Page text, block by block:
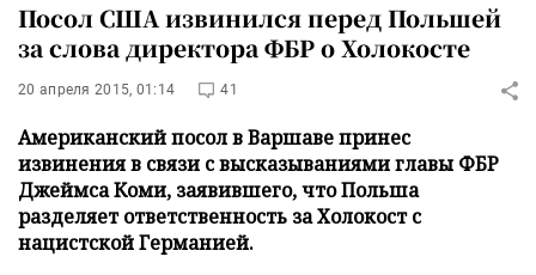
Посол США извинился перед Польшей
за слова директора ФБР о Холокосте
20 апреля 2015, 01:14 41
Американский посол в Варшаве принес
извинения в связи с высказываниями главы ФБР
Джеймса Коми, заявившего, что Польша
разделяет ответственность за Холокост с
нацистской Германией.